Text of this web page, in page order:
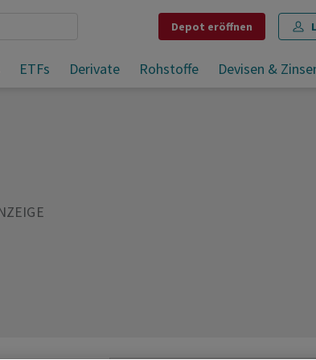
Depot eröffnen
ETFs Derivate Rohstoffe Devisen &
Teilen Merken Drucken Kommentare